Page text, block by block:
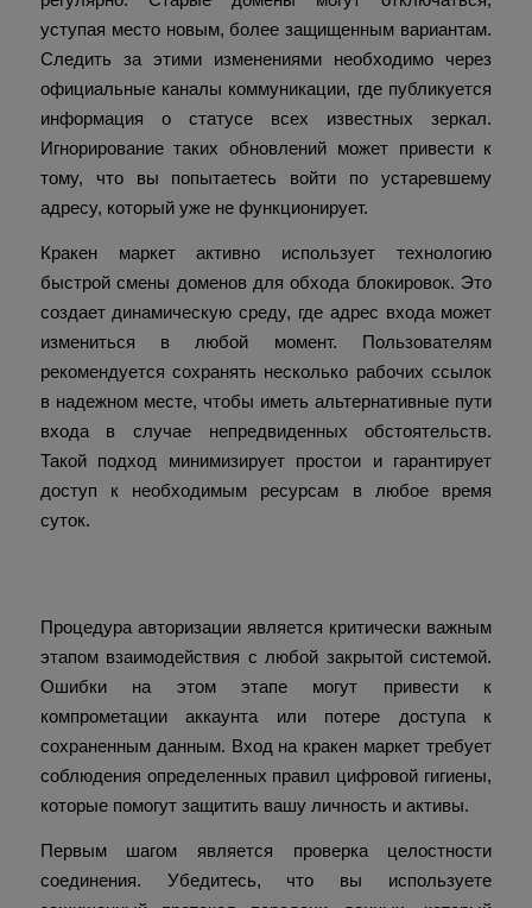
уступая место новым, более защищенным вариантам.
Следить за этими изменениями необходимо через
официальные каналы коммуникации, где публикуется
информация о статусе всех известных зеркал.
Игнорирование таких обновлений может привести к
тому, что вы попытаетесь войти по устаревшему
адресу, который уже не функционирует.
Кракен маркет активно использует технологию
быстрой смены доменов для обхода блокировок. Это
создает динамическую среду, где адрес входа может
измениться в любой момент. Пользователям
рекомендуется сохранять несколько рабочих ссылок
в надежном месте, чтобы иметь альтернативные пути
входа в случае непредвиденных обстоятельств.
Такой подход минимизирует простои и гарантирует
доступ к необходимым ресурсам в любое время
суток.
Процедура авторизации является критически важным
этапом взаимодействия с любой закрытой системой.
Ошибки на этом этапе могут привести к
компрометации аккаунта или потере доступа к
сохраненным данным. Вход на кракен маркет требует
соблюдения определенных правил цифровой гигиены,
которые помогут защитить вашу личность и активы.
Первым шагом является проверка целостности
соединения. Убедитесь, что вы используете